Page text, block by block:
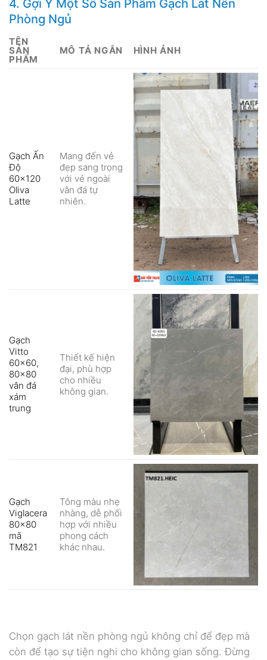
4. Gợi Ý Một Số Sản Phẩm Gạch Lát Nền
Phòng Ngủ
TÊN
SẢN
PHẨM
MÔ TẢ NGẮN HÌNH ẢNH
Gạch Ấn
Độ
60×120
Oliva
Latte
Mang đến vẻ
đẹp sang trọng
với vẻ ngoài
vân đá tự
nhiên.
Gạch
Vitto
60×60,
80×80
vân đá
xám
trung
Thiết kế hiện
đại, phù hợp
cho nhiều
không gian.
Gạch
Viglacera
80×80
mã
TM821
Tông màu nhẹ
nhàng, dễ phối
hợp với nhiều
phong cách
khác nhau.
Chọn gạch lát nền phòng ngủ không chỉ để đẹp mà
còn để tạo sự tiện nghi cho không gian sống. Đừng